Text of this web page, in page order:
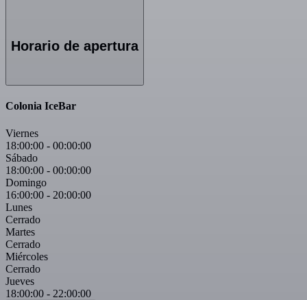
Horario de apertura
Colonia IceBar
Viernes
18:00:00 - 00:00:00
Sábado
18:00:00 - 00:00:00
Domingo
16:00:00 - 20:00:00
Lunes
Cerrado
Martes
Cerrado
Miércoles
Cerrado
Jueves
18:00:00 - 22:00:00